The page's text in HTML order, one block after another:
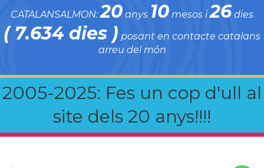
CATALANSALMON:20 anys 10 mesos i26 dies
( 7.634 dies ) posant en contacte catalans
arreu del món
2005-2025: Fes un cop d'ull al
site dels 20 anys!!!!